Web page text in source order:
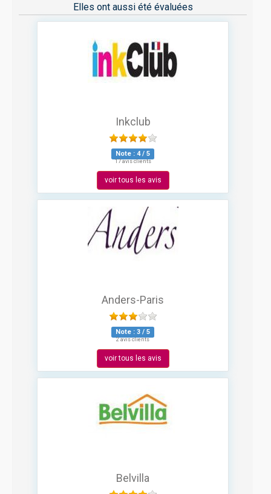
Elles ont aussi été évaluées
Inkclub
Note : 4/ 5
17 avis clients
voir tous les avis
Anders-Paris
Note : 3 / 5
2 avis clients
voir tous les avis
Belvilla